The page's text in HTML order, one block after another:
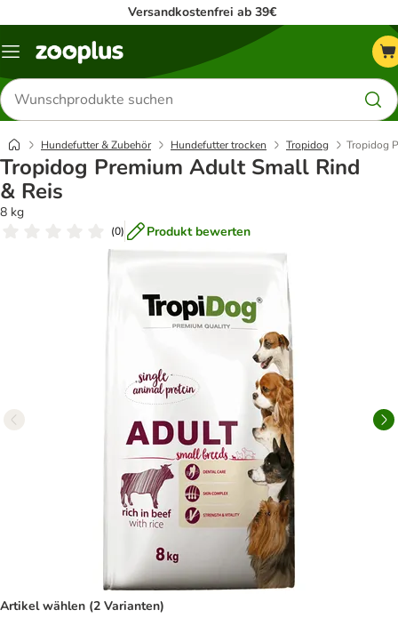
Versandkostenfrei ab 39€
Menü
Produkte
suchen
Hundefutter & Zubehör Hundefutter trocken Tropidog Tropidog
Tropidog Premium Adult Small Rind
& Reis
8 kg
(0) Produkt bewerten
Artikel wählen (2 Varianten)